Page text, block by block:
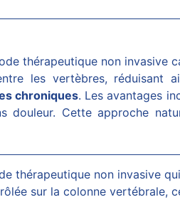
thérapeutique non invasive
les vertèbres, réduisant
chroniques. Les avantages
douleur. Cette approche
thérapeutique non invasive
sur la colonne vertébrale,